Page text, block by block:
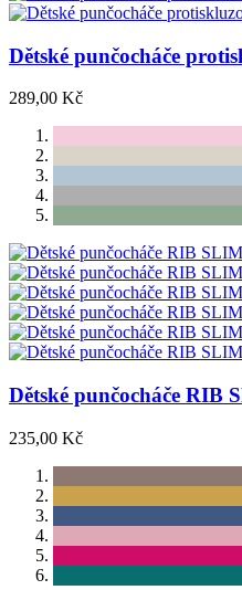
Dětské punčocháče
289,00 Kč
Dětské punčocháče RIB
235,00 Kč